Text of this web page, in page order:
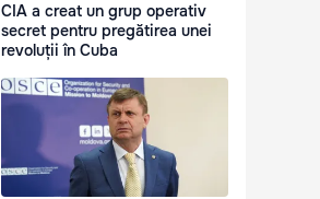
CIA a creat un grup operativ
secret pentru pregătirea unei
revoluții în Cuba